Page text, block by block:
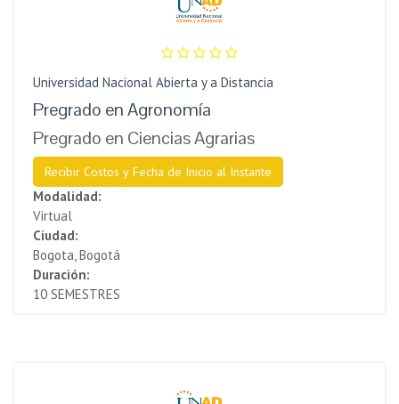
Universidad Nacional Abierta y a Distancia
Pregrado en Agronomía
Pregrado en Ciencias Agrarias
Recibir Costos y Fecha de Inicio al Instante
Modalidad:
Virtual
Ciudad:
Bogota, Bogotá
Duración:
10 SEMESTRES